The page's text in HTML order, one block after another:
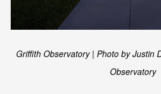
Griffith Observatory | Photo by Justin
Observatory